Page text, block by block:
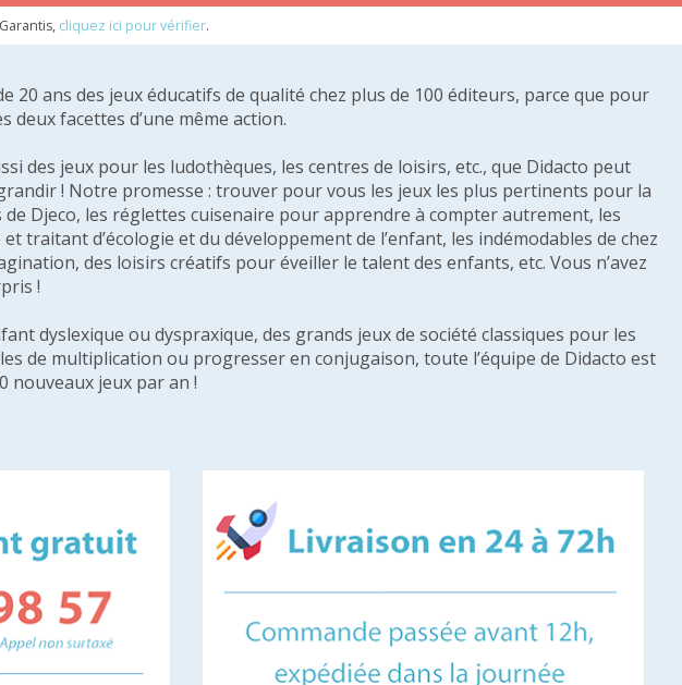
cliquez ici pour vérifier.
ans des jeux éducatifs de qualité chez plus de 100 éditeurs, parce que pour
deux facettes d’une même action.
des jeux pour les ludothèques, les centres de loisirs, etc., que Didacto peut
! Notre promesse : trouver pour vous les jeux les plus pertinents pour la
Djeco, les réglettes cuisenaire pour apprendre à compter autrement, les
d’écologie et du développement de l’enfant, les indémodables de chez
des loisirs créatifs pour éveiller le talent des enfants, etc. Vous n’avez
!
dyslexique ou dyspraxique, des grands jeux de société classiques pour les
de multiplication ou progresser en conjugaison, toute l’équipe de Didacto est
nouveaux jeux par an !